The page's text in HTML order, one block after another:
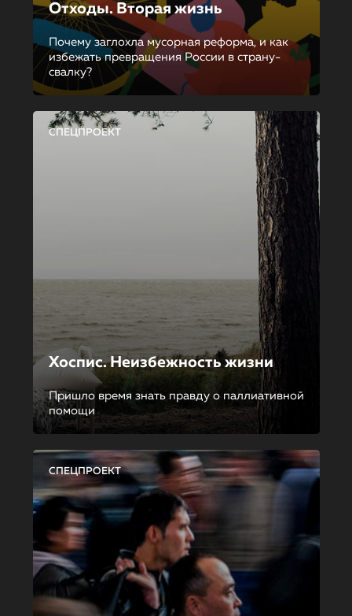
Отходы. Вторая жизнь
Почему заглохла мусорная реформа, и как
избежать превращения России в страну-
свалку?
СПЕЦПРОЕКТ
Хоспис. Неизбежность жизни
Пришло время знать правду о паллиативной
помощи
СПЕЦПРОЕКТ